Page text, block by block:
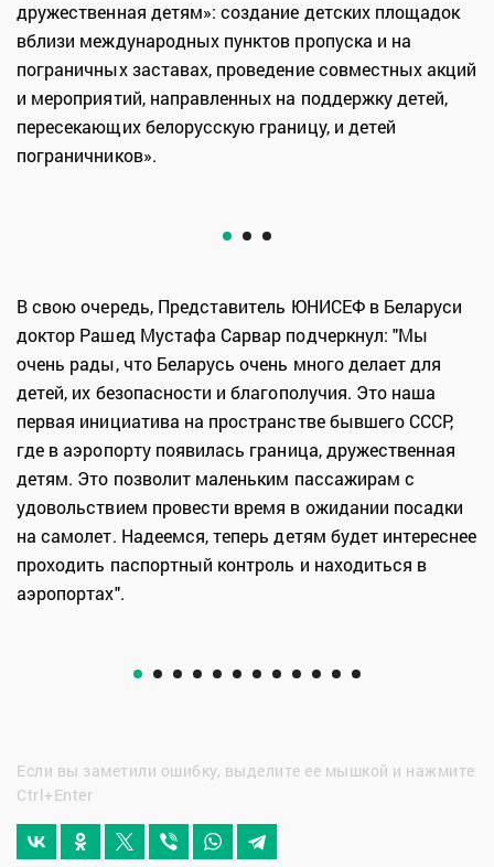
дружественная детям»: создание детских площадок
вблизи международных пунктов пропуска и на
пограничных заставах, проведение совместных акций
и мероприятий, направленных на поддержку детей,
пересекающих белорусскую границу, и детей
пограничников».
В свою очередь, Представитель ЮНИСЕФ в Беларуси
доктор Рашед Мустафа Сарвар подчеркнул: "Мы
очень рады, что Беларусь очень много делает для
детей, их безопасности и благополучия. Это наша
первая инициатива на пространстве бывшего СССР,
где в аэропорту появилась граница, дружественная
детям. Это позволит маленьким пассажирам с
удовольствием провести время в ожидании посадки
на самолет. Надеемся, теперь детям будет интереснее
проходить паспортный контроль и находиться в
аэропортах".
Если вы заметили ошибку, выделите ее мышкой и нажмите
Ctrl+Enter